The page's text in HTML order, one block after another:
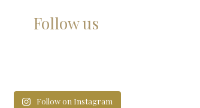
Follow us
Follow on Instagram